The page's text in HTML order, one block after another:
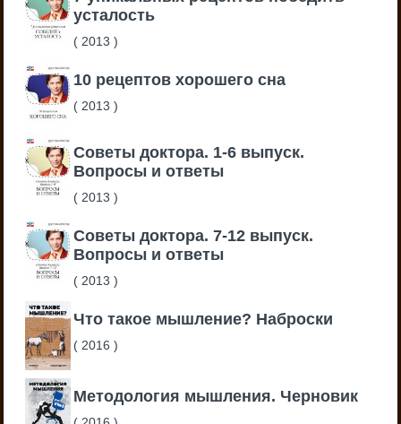
усталость
( 2013)
10 рецептов хорошего сна
( 2013)
Советы доктора. 1-6 выпуск.
Вопросы и ответы
( 2013)
Советы доктора. 7-12 выпуск.
Вопросы и ответы
( 2013)
Что такое мышление? Наброски
( 2016)
Методология мышления. Черновик